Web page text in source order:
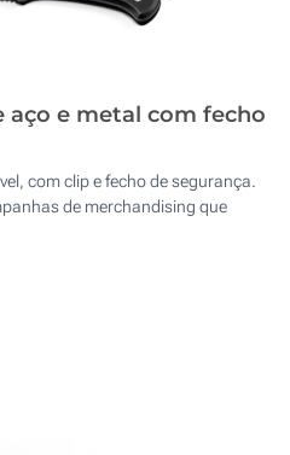
aço e metal com fecho
com clip e fecho de segurança.
de merchandising que